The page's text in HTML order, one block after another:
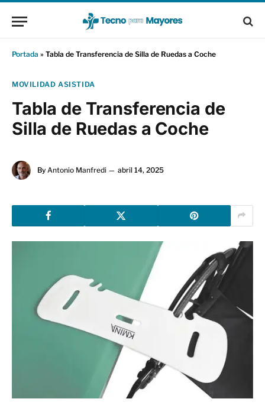
Portada » Tabla de Transferencia de Silla de Ruedas a Coche
MOVILIDAD ASISTIDA
Tabla de Transferencia de
Silla de Ruedas a Coche
By Antonio Manfredi abril 14, 2025